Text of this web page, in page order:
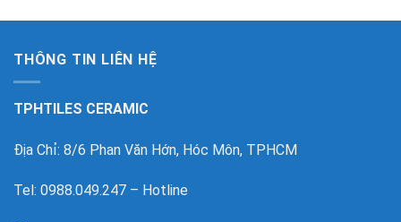
THÔNG TIN LIÊN HỆ
TPHTILES CERAMIC
Địa Chỉ: 8/6 Phan Văn Hớn, Hóc Môn, TPHCM
Tel: 0988.049.247 – Hotline